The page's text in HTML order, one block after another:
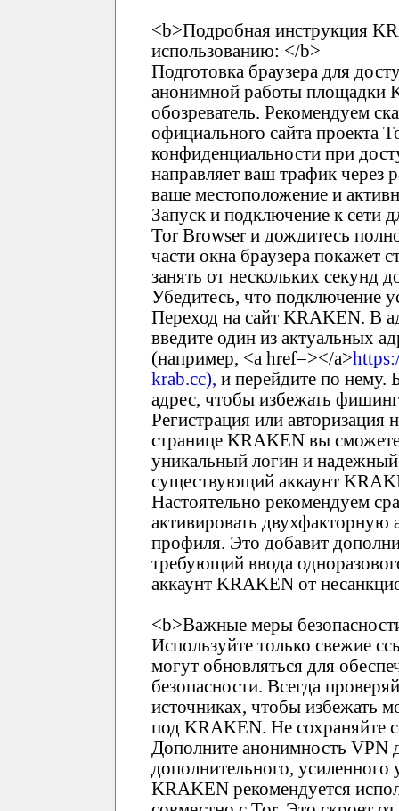
<b>Подробная инструкция
использованию: </b>
Подготовка браузера для
анонимной работы площадки
обозреватель. Рекомендуем
официального сайта проекта
конфиденциальности при
направляет ваш трафик через
ваше местоположение и
Запуск и подключение к сети
Tor Browser и дождитесь
части окна браузера покажет
занять от нескольких
Убедитесь, что подключение
Переход на сайт KRAKEN. В
введите один из актуальных
(например, <a href=></a>
krab.cc), и перейдите по нему.
адрес, чтобы избежать
Регистрация или
странице KRAKEN вы
уникальный логин и
существующий аккаунт
Настоятельно рекомендуем
активировать двухфакторную
профиля. Это добавит
требующий ввода
аккаунт KRAKEN от
<b>Важные меры
Используйте только свежие
могут обновляться для
безопасности. Всегда
источниках, чтобы избежать
под KRAKEN. Не сохраняйте
Дополните анонимность VPN
дополнительного,
KRAKEN рекомендуется